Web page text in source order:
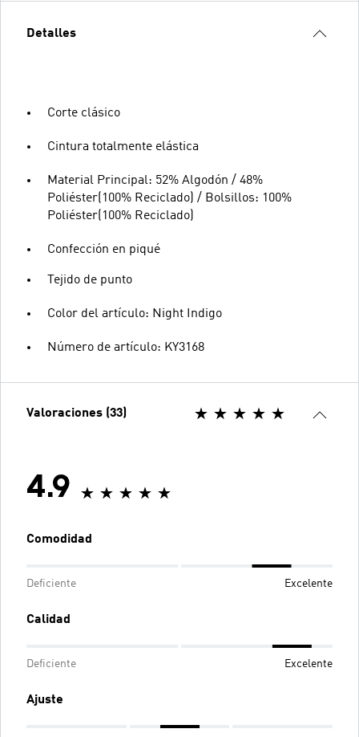
Detalles
Corte clásico
Cintura totalmente elástica
Material Principal: 52% Algodón / 48%
Poliéster(100% Reciclado) / Bolsillos: 100%
Poliéster(100% Reciclado)
Confección en piqué
Tejido de punto
Color del artículo: Night Indigo
Número de artículo: KY3168
Valoraciones (33)
4.9
Comodidad
Deficiente Excelente
Calidad
Deficiente Excelente
Ajuste